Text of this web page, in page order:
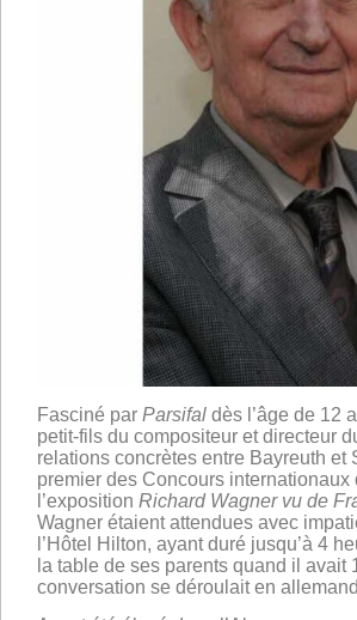
Fasciné par Parsifal dès l’âge de 12
petit-fils du compositeur et directeur
relations concrètes entre Bayreuth
premier des Concours
l’exposition Richard Wagner vu de
Wagner étaient attendues avec
l’Hôtel Hilton, ayant duré jusqu’à 4
la table de ses parents quand il
conversation se déroulait en